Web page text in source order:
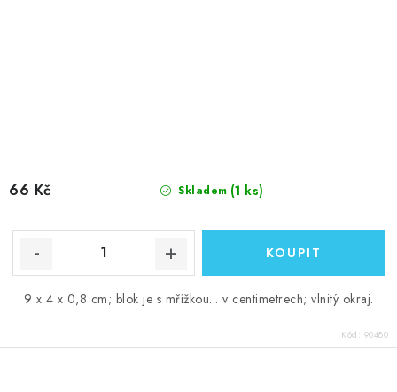
Skladem (1 ks)
66 Kč
9 x 4 x 0,8 cm; blok je s mřížkou... v centimetrech; vlnitý okraj.
Kód: 90480